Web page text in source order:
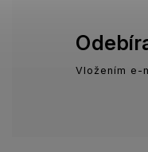
Vložením e-